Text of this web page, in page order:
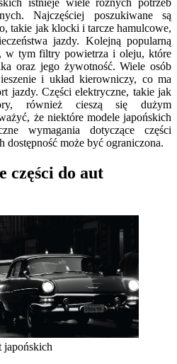
Najczęściej poszukiwane są
takie jak klocki i tarcze hamulcowe,
jazdy. Kolejną popularną
w tym filtry powietrza i oleju, które
oraz jego żywotność. Wiele osób
i układ kierowniczy, co ma
jazdy. Części elektryczne, takie jak
również cieszą się dużym
że niektóre modele japońskich
wymagania dotyczące części
dostępność może być ograniczona.
części do aut
japońskich